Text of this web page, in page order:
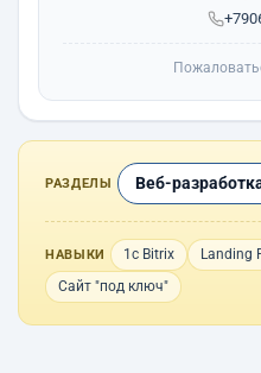
РАЗДЕЛЫ Веб-
НАВЫКИ 1с Bitrix Landing
Сайт "под ключ"